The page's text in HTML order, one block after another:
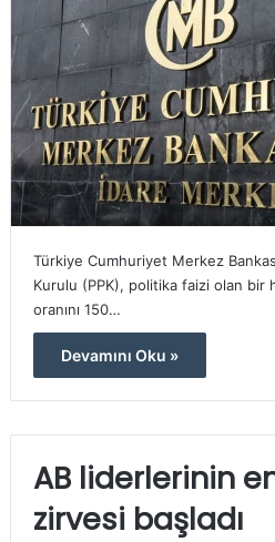
Türkiye Cumhuriyet Merkez
Kurulu (PPK), politika faizi olan bir
oranını 150…
Devamını Oku »
AB liderlerinin
zirvesi başladı